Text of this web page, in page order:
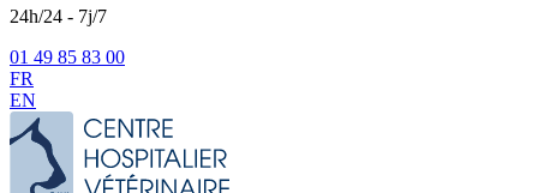
24h/24 - 7j/7
01 49 85 83 00
FR
EN